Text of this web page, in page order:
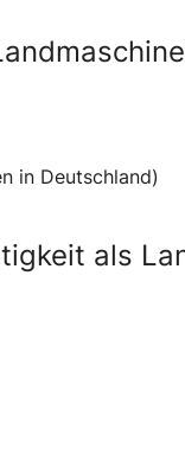
in Deutschland)
als